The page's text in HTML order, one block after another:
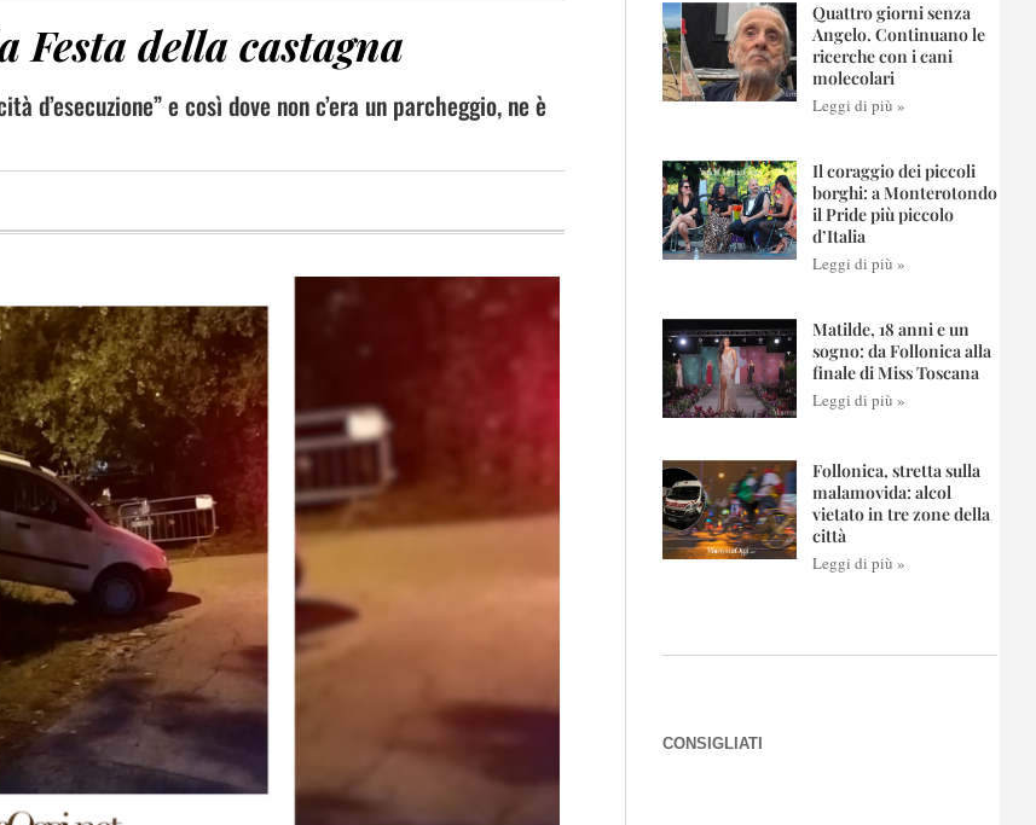
della castagna
d’esecuzione” e così dove non c’era un parcheggio, ne è
Quattro giorni senza
Angelo. Continuano le
ricerche con i cani
molecolari
Leggi di più »
Il coraggio dei piccoli
borghi: a Monterotondo
il Pride più piccolo
d’Italia
Leggi di più »
Matilde, 18 anni e un
sogno: da Follonica alla
finale di Miss Toscana
Leggi di più »
Follonica, stretta sulla
malamovida: alcol
vietato in tre zone della
città
Leggi di più »
CONSIGLIATI